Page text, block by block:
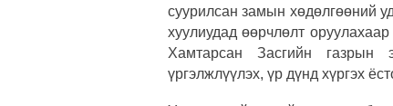
суурилсан замын хөдөлгөөний
хуулиудад өөрчлөлт
Хамтарсан Засгийн газрын
үргэлжлүүлэх, үр дүнд хүргэх